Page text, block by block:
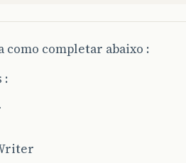
como completar abaixo :
: